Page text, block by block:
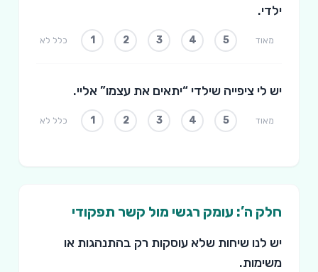
ילדי.
כלל לא 1 2 3 4 5 מאוד
יש לי ציפייה שילדי “יתאים את עצמו” אליי.
כלל לא 1 2 3 4 5 מאוד
חלק ה’: עומק רגשי מול קשר תפקודי
יש לנו שיחות שלא עוסקות רק בהתנהגות או
משימות.